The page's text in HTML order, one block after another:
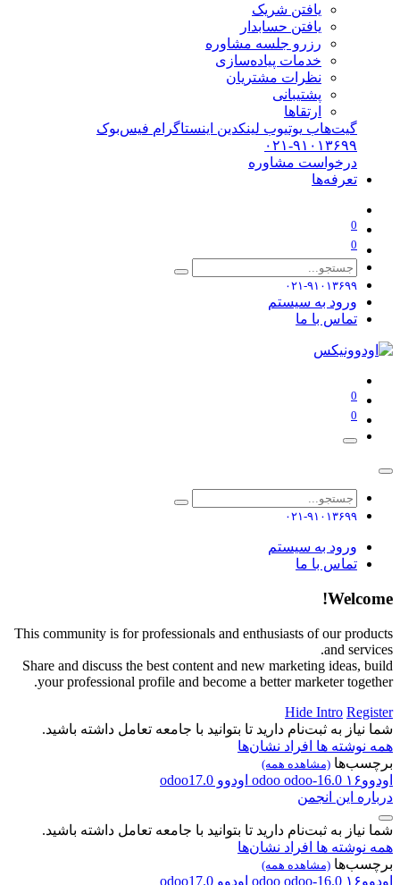
یافتن شریک
یافتن حسابدار
رزرو جلسه مشاوره
خدمات پیاده‌سازی
نظرات مشتریان
پشتیبانی
ارتقاها
گیت‌هاب یوتیوب لینکدین اینستاگرام فیس‌بوک
۰۲۱-۹۱۰۱۳۶۹۹
درخواست مشاوره
تعرفه‌ها
0
0
۰۲۱-۹۱۰۱۳۶۹۹
ورود به سیستم
تماس با ما
0
0
۰۲۱-۹۱۰۱۳۶۹۹
ورود به سیستم
تماس با ما
Welcome!
This community is for professionals and enthusiasts of our products
and services.
Share and discuss the best content and new marketing ideas, build
your professional profile and become a better marketer together.
Hide Intro Register
شما نیاز به ثبت‌نام دارید تا بتوانید با جامعه تعامل داشته باشید.
همه نوشته ها افراد نشان‌ها
برچسب‌ها (مشاهده همه)
اودوو۱۶ odoo odoo-16.0 اودوو odoo17.0
درباره این انجمن
شما نیاز به ثبت‌نام دارید تا بتوانید با جامعه تعامل داشته باشید.
همه نوشته ها افراد نشان‌ها
برچسب‌ها (مشاهده همه)
اودوو۱۶ odoo odoo-16.0 اودوو odoo17.0